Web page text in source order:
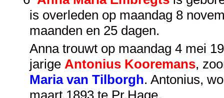
is overleden op maandag 8
maanden en 25 dagen.
Anna trouwt op maandag 4 mei
jarigeAntonius Kooremans,
Maria van Tilborgh. Antonius,